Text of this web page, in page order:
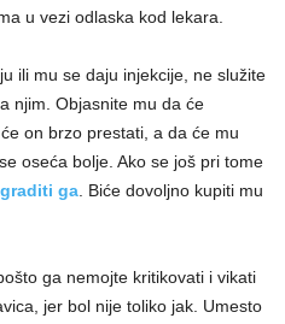
u vezi odlaska kod lekara.
ili mu se daju injekcije, ne služite
njim. Objasnite mu da će
on brzo prestati, a da će mu
oseća bolje. Ako se još pri tome
ga. Biće dovoljno kupiti mu
ga nemojte kritikovati i vikati
jer bol nije toliko jak. Umesto